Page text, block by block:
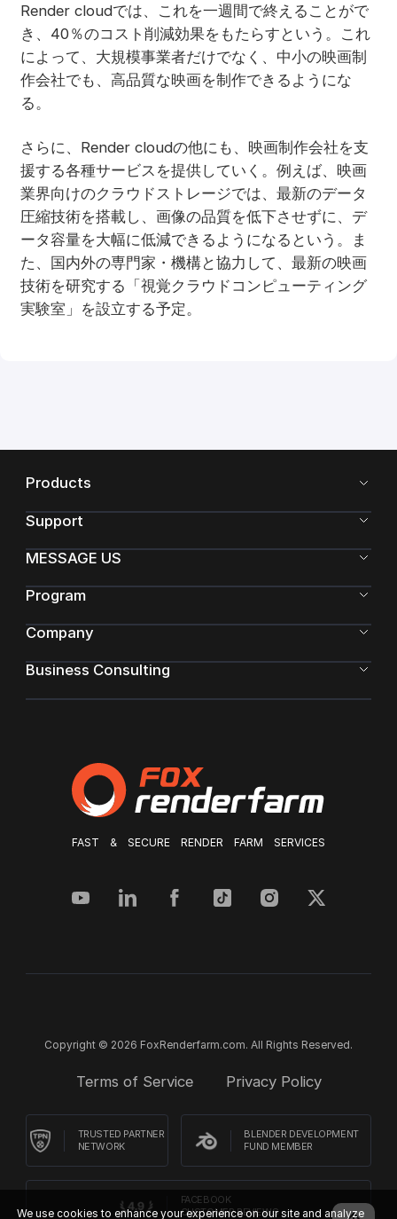
Render cloudでは、これを一週間で終えることがで
き、40％のコスト削減効果をもたらすという。これ
によって、大規模事業者だけでなく、中小の映画制
作会社でも、高品質な映画を制作できるようにな
る。
さらに、Render cloudの他にも、映画制作会社を支
援する各種サービスを提供していく。例えば、映画
業界向けのクラウドストレージでは、最新のデータ
圧縮技術を搭載し、画像の品質を低下させずに、デ
ータ容量を大幅に低減できるようになるという。ま
た、国内外の専門家・機構と協力して、最新の映画
技術を研究する「視覚クラウドコンピューティング
実験室」を設立する予定。
FAST & SECURE RENDER FARM SERVICES
Products
Support
MESSAGE US
Program
Company
Business Consulting
Copyright © 2026 FoxRenderfarm.com. All Rights Reserved.
Terms of Service Privacy Policy
TRUSTED PARTNER
NETWORK
BLENDER DEVELOPMENT
FUND MEMBER
FACEBOOK
CUSTOMER REVIEWS
We use cookies to enhance your experience on our site and analyze